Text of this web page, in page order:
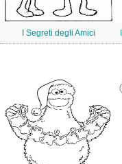
I Segreti degli Amici